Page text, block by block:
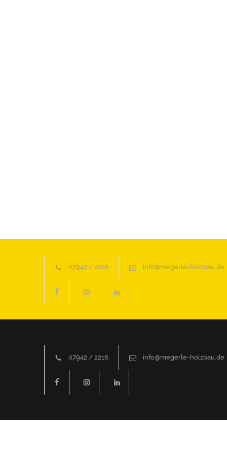
07942 / 2216 info@megerle-holzbau.de
07942 / 2216 info@megerle-holzbau.de